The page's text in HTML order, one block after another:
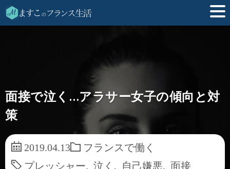
面接で泣く…アラサー女子の傾向と対
策
2019.04.13
フランスで働く
プレッシャー
泣く 自己嫌悪 面接